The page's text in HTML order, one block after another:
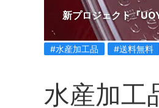
新プロジェクト『
#水産加工品 #送料無料
水産加工